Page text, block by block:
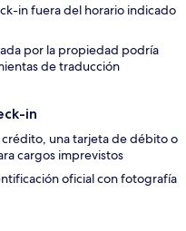
in fuera del horario indicado
por la propiedad podría
de traducción
in
una tarjeta de débito o
cargos imprevistos
oficial con fotografía